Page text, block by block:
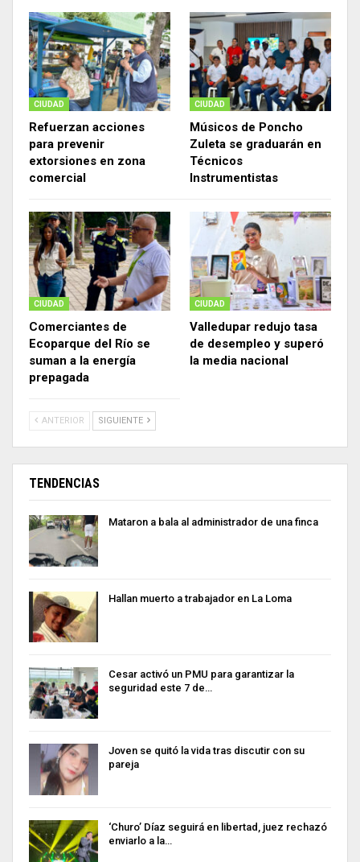
CIUDAD
Refuerzan acciones
para prevenir
extorsiones en zona
comercial
CIUDAD
Músicos de Poncho
Zuleta se graduarán en
Técnicos
Instrumentistas
CIUDAD
Comerciantes de
Ecoparque del Río se
suman a la energía
prepagada
CIUDAD
Valledupar redujo tasa
de desempleo y superó
la media nacional
ANTERIOR SIGUIENTE
TENDENCIAS
Mataron a bala al administrador de una finca
Hallan muerto a trabajador en La Loma
Cesar activó un PMU para garantizar la
seguridad este 7 de…
Joven se quitó la vida tras discutir con su
pareja
‘Churo’ Díaz seguirá en libertad, juez rechazó
enviarlo a la…